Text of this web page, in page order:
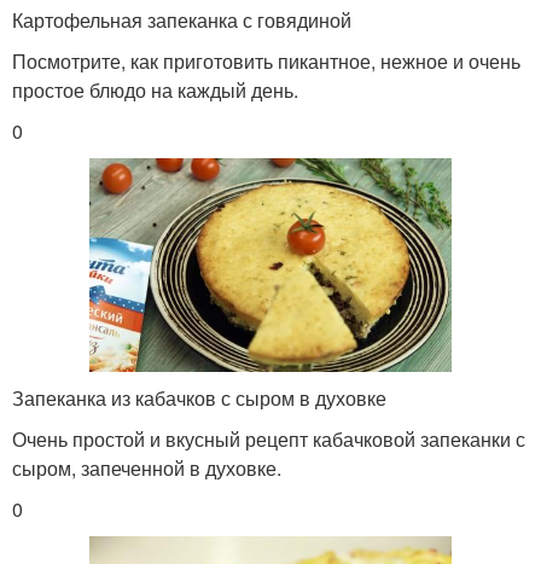
Картофельная запеканка с говядиной
Посмотрите, как приготовить пикантное, нежное и очень
простое блюдо на каждый день.
0
Запеканка из кабачков с сыром в духовке
Очень простой и вкусный рецепт кабачковой запеканки с
сыром, запеченной в духовке.
0